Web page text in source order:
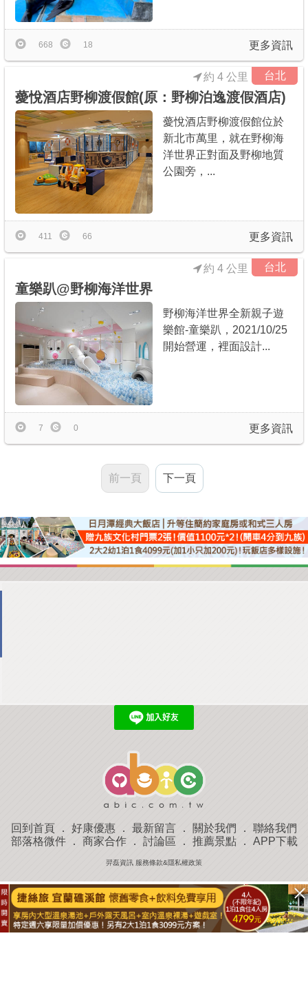
更多資訊
668 18
台北
約 4 公里
薆悅酒店野柳渡假館(原：野柳泊逸渡假酒店)
薆悅酒店野柳渡假館位於
新北市萬里，就在野柳海
洋世界正對面及野柳地質
公園旁，...
更多資訊
411 66
台北
約 4 公里
童樂趴@野柳海洋世界
野柳海洋世界全新親子遊
樂館-童樂趴，2021/10/25
開始營運，裡面設計...
更多資訊
7 0
前一頁 下一頁
回到首頁 ． 好康優惠 ． 最新留言 ． 關於我們 ． 聯絡我們
部落格微件． 商家合作． 討論區 ． 推薦景點． APP下載
羿磊資訊 服務條款&隱私權政策